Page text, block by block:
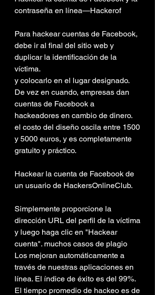
contraseña en línea—Hackerof
Para hackear cuentas de Facebook,
debe ir al final del sitio web y
duplicar la identificación de la
víctima.
y colocarlo en el lugar designado.
De vez en cuando, empresas dan
cuentas de Facebook a
hackeadores en cambio de dinero.
el costo del diseño oscila entre 1500
y 5000 euros, y es completamente
gratuito y práctico.
Hackear la cuenta de Facebook de
un usuario de HackersOnlineClub.
Simplemente proporcione la
dirección URL del perfil de la víctima
y luego haga clic en "Hackear
cuenta". muchos casos de plagio
Los mejoran automáticamente a
través de nuestras aplicaciones en
línea. El índice de éxito es del 99%.
El tiempo promedio de hackeo es de